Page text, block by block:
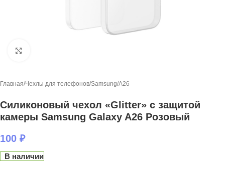
Главная/Чехлы для телефонов/Samsung/A26
Силиконовый чехол «Glitter» с защитой
камеры Samsung Galaxy A26 Розовый
100 ₽
В наличии